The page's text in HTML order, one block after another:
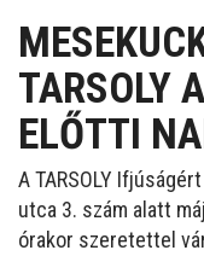
TARSOLY
ELŐTTI
A TARSOLY
utca 3. szám alatt
órakor szeretettel